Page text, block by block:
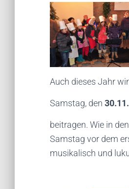
Auch dieses Jahr
Samstag, den
beitragen. Wie in
Samstag vor dem
musikalisch und